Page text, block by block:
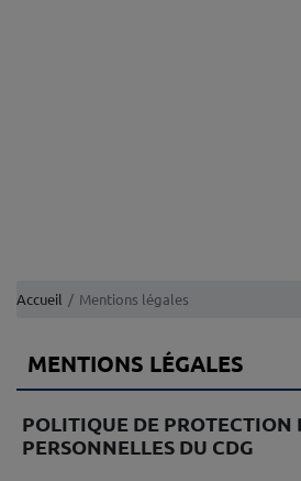
Accueil Mentions légales
MENTIONS LÉGALES
POLITIQUE DE PROTECTION
PERSONNELLES DU CDG